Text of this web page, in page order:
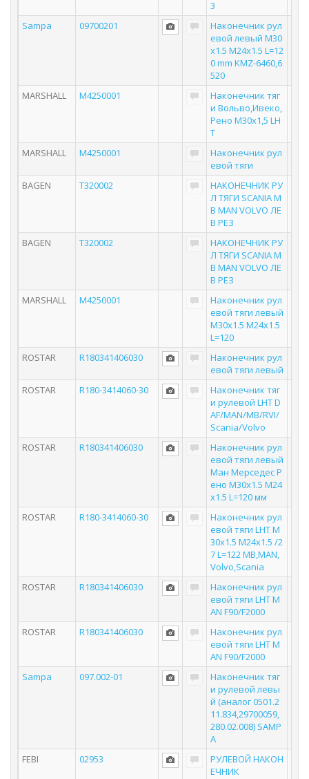
3
Sampa
09700201
Наконечник рул
евой левый M30
x1.5 M24x1.5 L=12
0 mm KMZ-6460,6
520
MARSHALL
M4250001
Наконечник тяг
и Вольво,Ивеко,
Рено М30х1,5 LH
T
MARSHALL
M4250001
Наконечник рул
евой тяги
BAGEN
T320002
НАКОНЕЧНИК РУ
Л ТЯГИ SCANIA M
B MAN VOLVO ЛЕ
В РЕЗ
BAGEN
T320002
НАКОНЕЧНИК РУ
Л ТЯГИ SCANIA M
B MAN VOLVO ЛЕ
В РЕЗ
MARSHALL
M4250001
Наконечник рул
евой тяги левый
M30x1.5 M24x1.5
L=120
ROSTAR
R180341406030
Наконечник рул
евой тяги левый
ROSTAR
R180-3414060-30
Наконечник тяг
и рулевой LHT D
AF/MAN/MB/RVI/
Scania/Volvo
ROSTAR
R180341406030
Наконечник рул
евой тяги левый
Ман Мерседес Р
ено M30x1.5 M24
x1.5 L=120 мм
ROSTAR
R180-3414060-30
Наконечник рул
евой тяги LHT M
30x1.5 M24x1.5 /2
7 L=122 MB,MAN,
Volvo,Scania
ROSTAR
R180341406030
Наконечник рул
евой тяги LHT M
AN F90/F2000
ROSTAR
R180341406030
Наконечник рул
евой тяги LHT M
AN F90/F2000
Sampa
097.002-01
Наконечник тяг
и рулевой левы
й (аналог 0501.2
11.834,29700059,
280.02.008) SAMP
A
FEBI
02953
РУЛЕВОЙ НАКОН
ЕЧНИК